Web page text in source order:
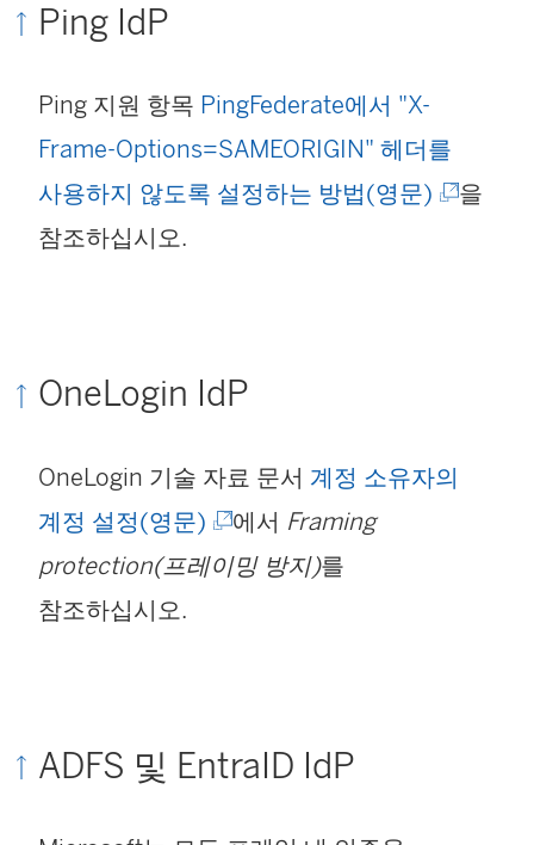
에
Ping IdP
Ping 지원 항목 PingFederate에서 "X-
Frame-Options=SAMEORIGIN" 헤더를
사용하지 않도록 설정하는 방법(영문) (
을
참조하십시오.
OneLogin IdP
OneLogin 기술 자료 문서 계정 소유자의
계정 설정(영문) (
링
에
에서 Framing
protection(프레이밍 방지)를
참조하십시오.
ADFS 및 EntraID IdP